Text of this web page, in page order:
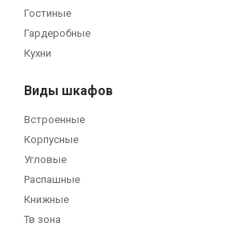
Гостиные
Гардеробные
Кухни
Виды шкафов
Встроенные
Корпусные
Угловые
Распашные
Книжные
Тв зона